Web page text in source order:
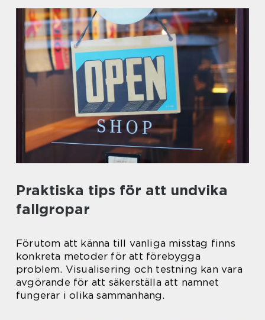
Praktiska tips för att undvika
fallgropar
Förutom att känna till vanliga misstag finns
konkreta metoder för att förebygga
problem. Visualisering och testning kan vara
avgörande för att säkerställa att namnet
fungerar i olika sammanhang.